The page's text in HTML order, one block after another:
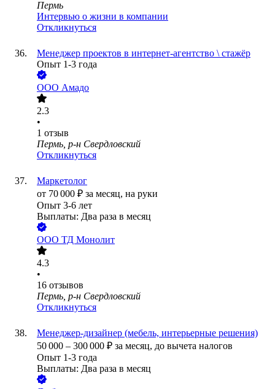
Пермь
Интервью о жизни в компании
Откликнуться
Менеджер проектов в интернет-агентство \ стажёр
Опыт 1-3 года
ООО Амадо
2.3
•
1 отзыв
Пермь, р-н Свердловский
Откликнуться
Маркетолог
от 70 000 ₽ за месяц, на руки
Опыт 3-6 лет
Выплаты: Два раза в месяц
ООО ТД Монолит
4.3
•
16 отзывов
Пермь, р-н Свердловский
Откликнуться
Менеджер-дизайнер (мебель, интерьерные решения)
50 000 – 300 000 ₽ за месяц, до вычета налогов
Опыт 1-3 года
Выплаты: Два раза в месяц